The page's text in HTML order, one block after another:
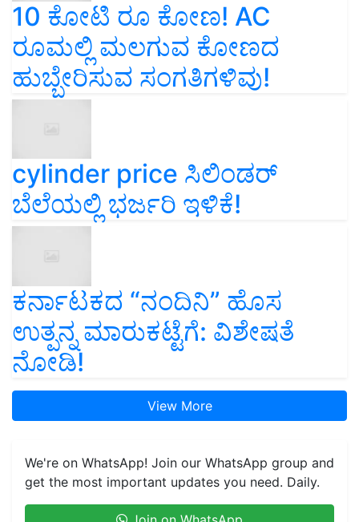
10 ಕೋಟಿ ರೂ ಕೋಣ! AC
ರೂಮಲ್ಲಿ ಮಲಗುವ ಕೋಣದ
ಹುಬ್ಬೇರಿಸುವ ಸಂಗತಿಗಳಿವು!
cylinder price ಸಿಲಿಂಡರ್‌
ಬೆಲೆಯಲ್ಲಿ ಭರ್ಜರಿ ಇಳಿಕೆ!
ಕರ್ನಾಟಕದ “ನಂದಿನಿ” ಹೊಸ
ಉತ್ಪನ್ನ ಮಾರುಕಟ್ಟೆಗೆ: ವಿಶೇಷತೆ
ನೋಡಿ!
View More
We're on WhatsApp! Join our WhatsApp group and
get the most important updates you need. Daily.